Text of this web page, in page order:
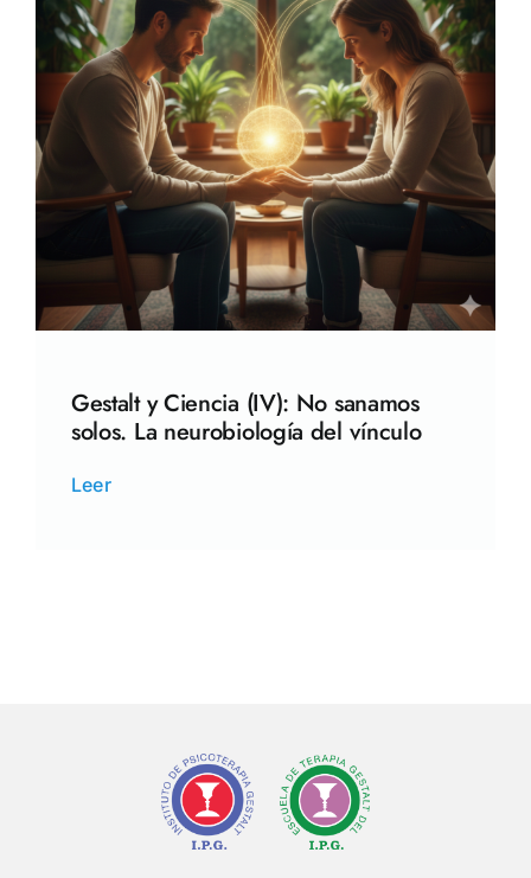
Gestalt y Ciencia (IV): No sanamos
solos. La neurobiología del vínculo
Leer